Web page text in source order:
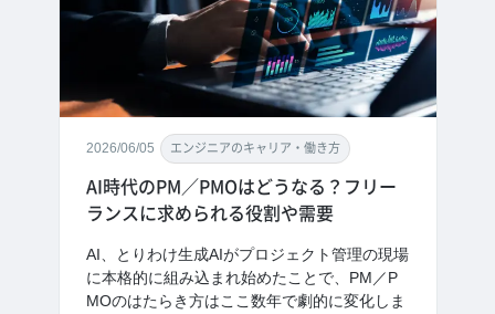
2026/06/05 エンジニアのキャリア・働き方
AI時代のPM／PMOはどうなる？フリー
ランスに求められる役割や需要
AI、とりわけ生成AIがプロジェクト管理の現場
に本格的に組み込まれ始めたことで、PM／P
MOのはたらき方はここ数年で劇的に変化しま